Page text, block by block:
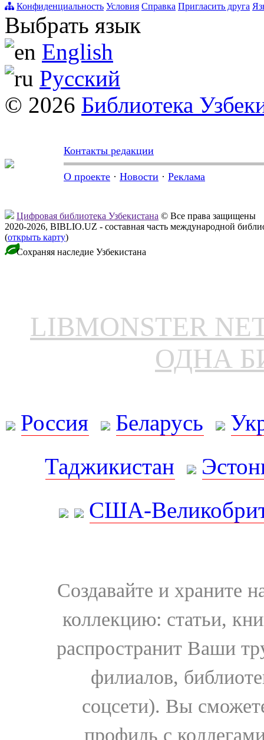
Конфиденциальность Условия Справка Пригласить друга
Выбрать язык
English
Русский
© 2026 Библиотека
Контакты редакции
О проекте · Новости · Реклама
Цифровая библиотека Узбекистана © Все права защищены
2020-2026, BIBLIO.UZ - составная часть международной
(открыть карту)
Сохраняя наследие Узбекистана
LIBMONSTER
ОДНА
Россия Беларусь
Таджикистан
США-
Создавайте и храните
коллекцию: статьи,
распространит Ваши
филиалов,
соцсети). Вы
профиль с